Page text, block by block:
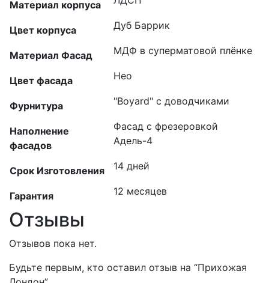
Материал корпуса
Цвет корпуса Дуб Баррик
Материал Фасад МДФ в суперматовой плёнке
Цвет фасада Нео
Фурнитура "Boyard" с доводчиками
Наполнение
фасадов
Фасад с фрезеровкой
Адель-4
Срок Изготовления 14 дней
Гарантия 12 месяцев
Отзывы
Отзывов пока нет.
Будьте первым, кто оставил отзыв на “Прихожая